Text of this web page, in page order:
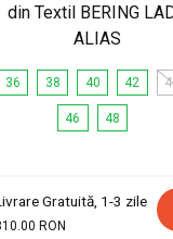
din Textil BERING
ALIAS
36 38 40 42
46 48
Gratuită, 1-3 zile
RON